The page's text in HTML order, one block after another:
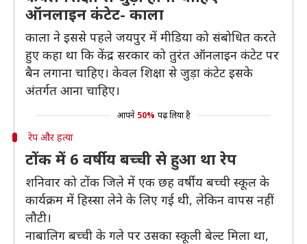
ऑनलाइन कंटेट- काला
काला ने इससे पहले जयपुर में मीडिया को संबोधित करते
हुए कहा था कि केंद्र सरकार को तुरंत ऑनलाइन कंटेट पर
बैन लगाना चाहिए। केवल शिक्षा से जुड़ा कंटेट इसके
अंतर्गत आना चाहिए।
आपने 50% पढ़ लिया है
रेप और हत्या
टोंक में 6 वर्षीय बच्ची से हुआ था रेप
शनिवार को टोंक जिले में एक छह वर्षीय बच्ची स्कूल के
कार्यक्रम में हिस्सा लेने के लिए गई थी, लेकिन वापस नहीं
लौटी।
नाबालिग बच्ची के गले पर उसका स्कूली बेल्ट मिला था,